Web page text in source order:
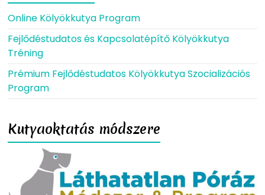
Online Kölyökkutya Program
Fejlődéstudatos és Kapcsolatépítő Kölyökkutya
Tréning
Prémium Fejlődéstudatos Kölyökkutya Szocializációs
Program
Kutyaoktatás módszere